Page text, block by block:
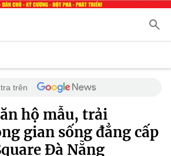
trên
hộ mẫu, trải
gian sống đẳng cấp
Đà Nẵng